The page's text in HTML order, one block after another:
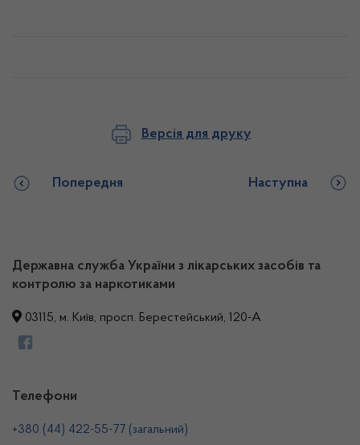
Версія для друку
Попередня Наступна
Державна служба України з лікарських засобів та
контролю за наркотиками
03115, м. Київ, просп. Берестейський, 120-А
Телефони
+380 (44) 422-55-77 (загальний)